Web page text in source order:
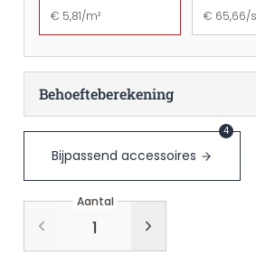
€ 5,81/m² € 65,66/
Behoefteberekening
Bijpassend accessoires
4
Aantal